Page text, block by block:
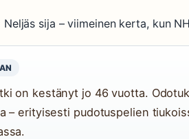
Neljäs sija – viimeinen kerta, kun
on kestänyt jo 46 vuotta.
– erityisesti pudotuspelien